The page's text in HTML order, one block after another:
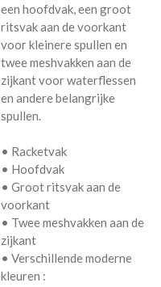
een hoofdvak, een groot
ritsvak aan de voorkant
voor kleinere spullen en
twee meshvakken aan de
zijkant voor waterflessen
en andere belangrijke
spullen.
• Racketvak
• Hoofdvak
• Groot ritsvak aan de
voorkant
• Twee meshvakken aan de
zijkant
• Verschillende moderne
kleuren :